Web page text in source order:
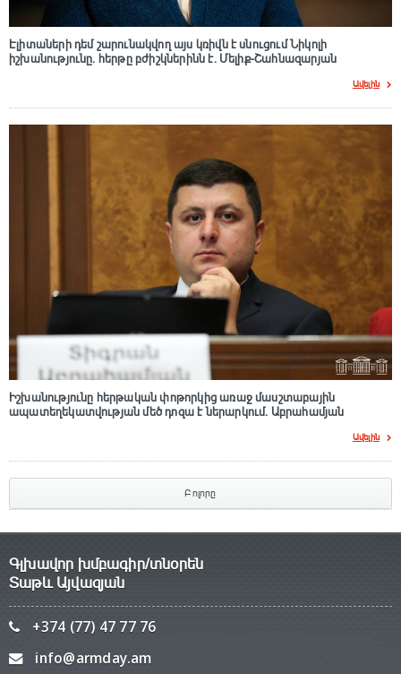
Էլիտաների դեմ շարունակվող այս կռիվն է սնուցում Նիկոլի
իշխանությունը. հերթը բժիշկներինն է. Մելիք-Շահնազարյան
Ավելին
Իշխանությունը հերթական փոթորկից առաջ մասշտաբային
ապատեղեկատվության մեծ դnզա է ներարկում․ Աբրահամյան
Ավելին
Բոլորը
Գլխավոր խմբագիր/տնօրեն
Տաթև Այվազյան
+374 (77) 47 77 76
info@armday.am